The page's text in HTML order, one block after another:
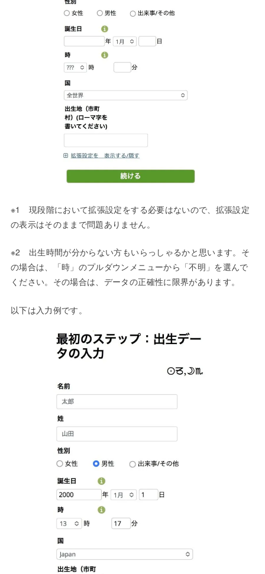
※1 現段階において拡張設定をする必要はないので、拡張設定
の表示はそのままで問題ありません。
※2 出生時間が分からない方もいらっしゃるかと思います。そ
の場合は、「時」のプルダウンメニューから「不明」を選んで
ください。その場合は、データの正確性に限界があります。
以下は入力例です。